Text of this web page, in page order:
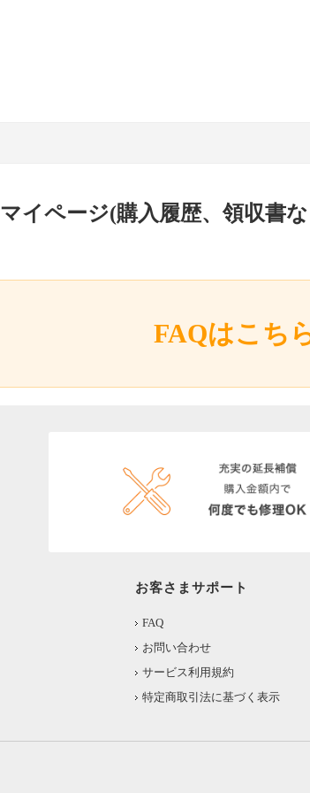
マイページ(購入履歴、領収書
FAQはこち
お客さまサポート
FAQ
お問い合わせ
サービス利用規約
特定商取引法に基づく表示